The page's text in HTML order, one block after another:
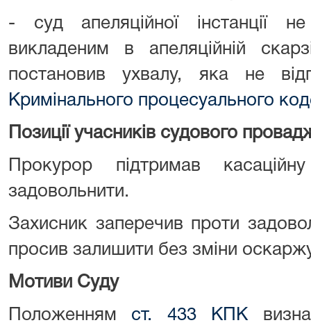
- суд апеляційної інстанції
викладеним в апеляційній
постановив ухвалу, яка не
Кримінального процесуального
Позиції учасників судового
Прокурор підтримав
задовольнити.
Захисник заперечив проти
просив залишити без зміни
Мотиви Суду
Положенням ст. 433 КПК